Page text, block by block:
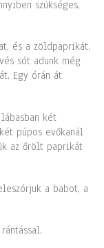
szükséges,
és a zöldpaprikát.
sót adunk még
Egy órán át
két
púpos evőkanál
az őrölt paprikát
a babot, a